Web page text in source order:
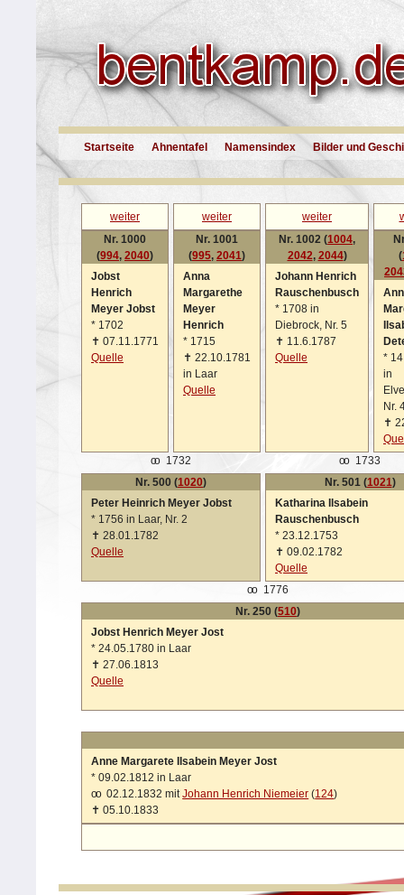
Startseite Ahnentafel Namensindex Bilder und
weiter weiter weiter
Nr. 1000
(994, 2040)
Jobst
Henrich
Meyer Jobst
* 1702
✝ 07.11.1771
Quelle
Nr. 1001
(995, 2041)
Anna
Margarethe
Meyer
Henrich
* 1715
✝ 22.10.1781
in Laar
Quelle
Nr. 1002 (1004,
2042, 2044)
Johann Henrich
Rauschenbusch
* 1708 in
Diebrock, Nr. 5
✝ 11.6.1787
Quelle
(
*
in
Nr.
✝
oo
1732 oo
1733
Nr. 500 (1020)
Peter Heinrich Meyer Jobst
* 1756 in Laar, Nr. 2
✝ 28.01.1782
Quelle
Nr. 501 (1021)
Katharina Ilsabein
Rauschenbusch
* 23.12.1753
✝ 09.02.1782
Quelle
oo
1776
Nr. 250 (510)
Jobst Henrich Meyer Jost
* 24.05.1780 in Laar
✝ 27.06.1813
Quelle
Anne Margarete Ilsabein Meyer Jost
* 09.02.1812 in Laar
oo 02.12.1832 mitJohann Henrich Niemeier (124)
✝ 05.10.1833